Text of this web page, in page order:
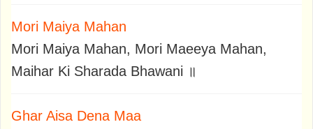
Mori Maiya Mahan
Mori Maiya Mahan, Mori Maeeya Mahan,
Maihar Ki Sharada Bhawani ॥
Ghar Aisa Dena Maa